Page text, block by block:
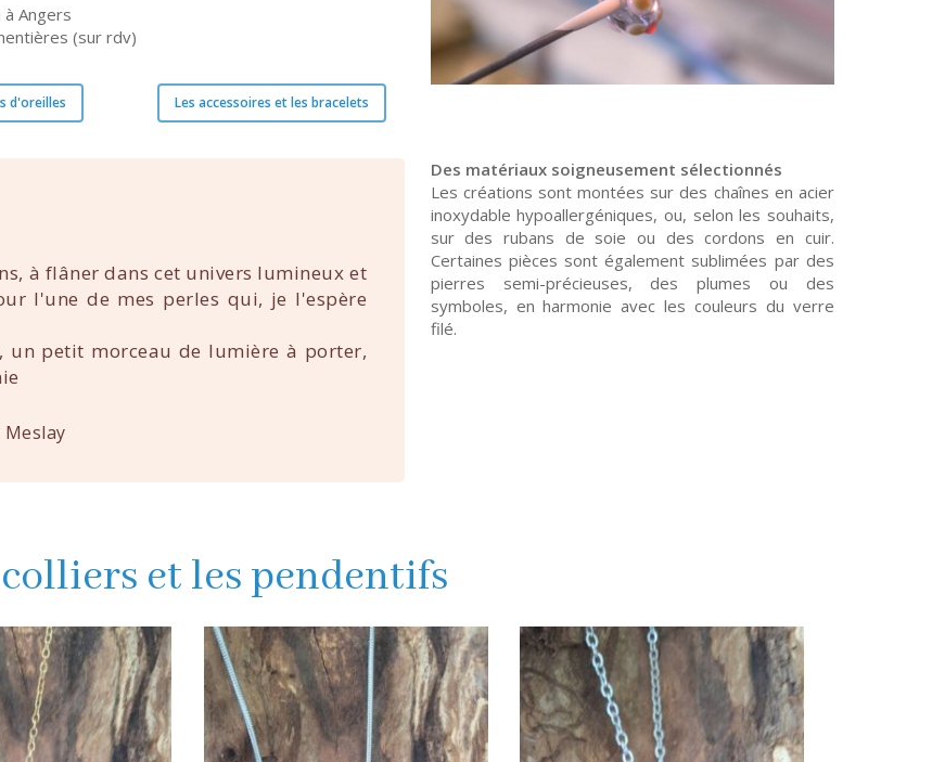
à Angers
(sur rdv)
d'oreilles Les accessoires et les bracelets
à flâner dans cet univers lumineux et
l'une de mes perles qui, je l'espère
un petit morceau de lumière à porter,
Des matériaux soigneusement sélectionnés
Les créations sont montées sur des chaînes en acier
inoxydable hypoallergéniques, ou, selon les souhaits,
sur des rubans de soie ou des cordons en cuir.
Certaines pièces sont également sublimées par des
pierres semi-précieuses, des plumes ou des
symboles, en harmonie avec les couleurs du verre
filé.
colliers et les pendentifs